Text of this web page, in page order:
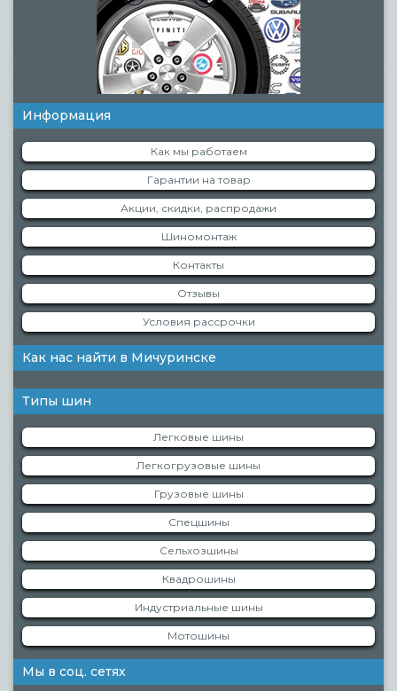
Информация
Как мы работаем
Гарантии на товар
Акции, скидки, распродажи
Шиномонтаж
Контакты
Отзывы
Условия рассрочки
Как нас найти в Мичуринске
Типы шин
Легковые шины
Легкогрузовые шины
Грузовые шины
Спецшины
Сельхозшины
Квадрошины
Индустриальные шины
Мотошины
Мы в соц. сетях